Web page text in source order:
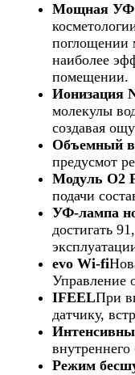
Мощная УФ
поглощении
наиболее
помещении.
Ионизация
молекулы
создавая
Объемный
предусмот
Модуль O2
подачи
УФ-лампа
достигать
evo Wi-fi
Управление
IFEELПри
датчику,
Режим